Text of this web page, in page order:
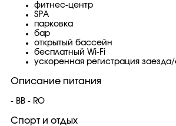
фитнес-центр
SPA
парковка
бар
открытый бассейн
бесплатный Wi-Fi
ускоренная регистрация
Описание питания
- BB - RO
Спорт и отдых